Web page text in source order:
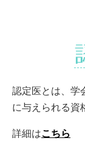
認定医とは、学
に与えられる資
詳細はこちら